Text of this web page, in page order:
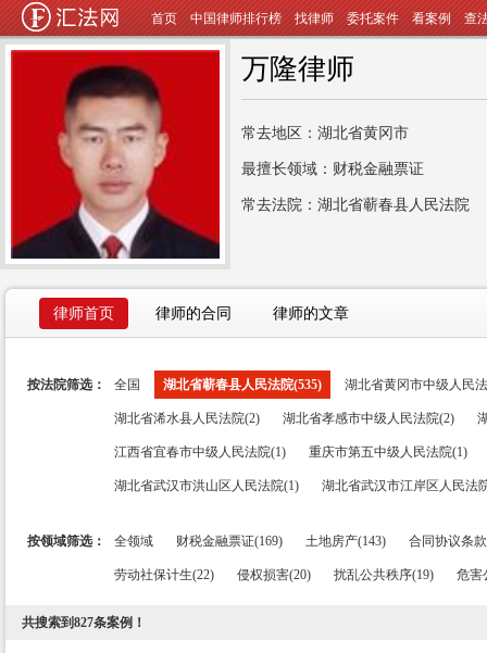
首页 中国律师排行榜 找律师 委托案件 看案例 查
万隆律师
常去地区：湖北省黄冈市
最擅长领域：财税金融票证
常去法院：湖北省蕲春县人民法院
律师首页 律师的合同 律师的文章
按法院筛选： 全国 湖北省蕲春县人民法院(535) 湖北省黄冈市中级人民
湖北省浠水县人民法院(2) 湖北省孝感市中级人民法院(2)
江西省宜春市中级人民法院(1) 重庆市第五中级人民法院(1)
湖北省武汉市洪山区人民法院(1) 湖北省武汉市江岸区人民法
按领域筛选： 全领域 财税金融票证(169) 土地房产(143) 合同协议条
劳动社保计生(22) 侵权损害(20) 扰乱公共秩序(19) 危害
共搜索到827条案例！